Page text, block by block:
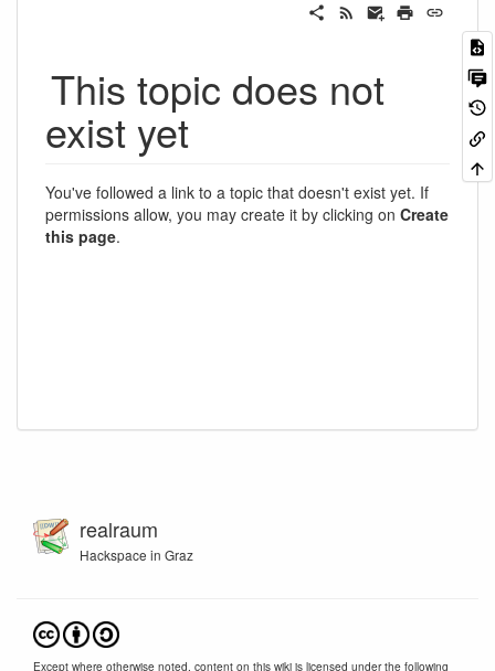
This topic does not
exist yet
You've followed a link to a topic that doesn't exist yet. If
permissions allow, you may create it by clicking on Create
this page.
realraum
Hackspace in Graz
Except where otherwise noted, content on this wiki is licensed under the following